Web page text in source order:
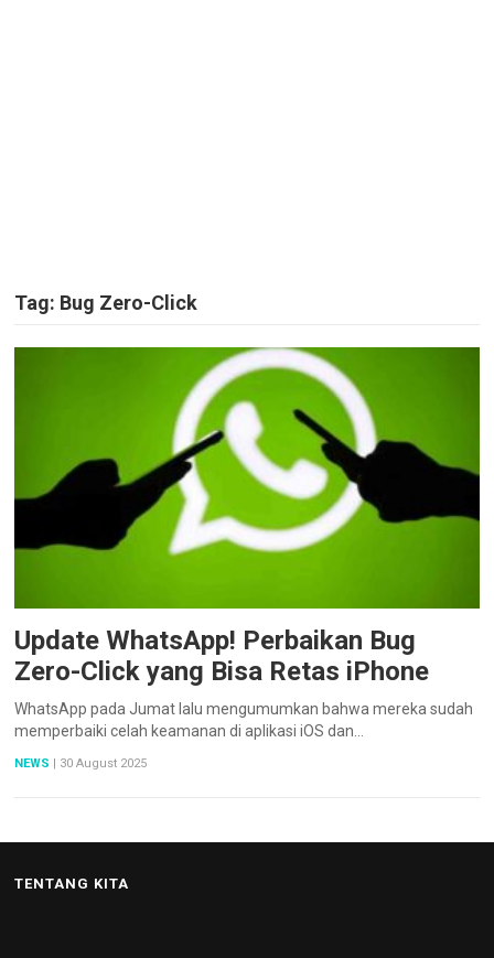
Tag: Bug Zero-Click
Update WhatsApp! Perbaikan Bug
Zero-Click yang Bisa Retas iPhone
WhatsApp pada Jumat lalu mengumumkan bahwa mereka sudah
memperbaiki celah keamanan di aplikasi iOS dan…
NEWS 30 August 2025
TENTANG KITA